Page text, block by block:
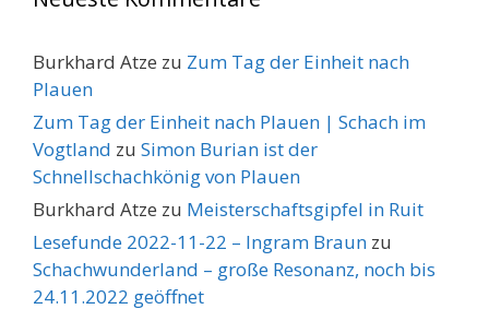
Burkhard Atze zu Zum Tag der Einheit nach
Plauen
Zum Tag der Einheit nach Plauen | Schach im
Vogtland zu Simon Burian ist der
Schnellschachkönig von Plauen
Burkhard Atze zu Meisterschaftsgipfel in Ruit
Lesefunde 2022-11-22 – Ingram Braun zu
Schachwunderland – große Resonanz, noch bis
24.11.2022 geöffnet